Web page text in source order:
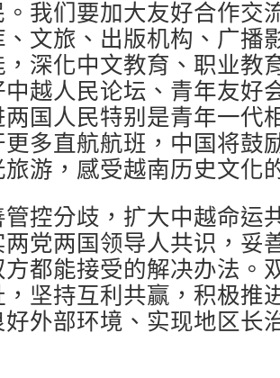
我们要加大友好合作交
文旅、出版机构、广播
深化中文教育、职业教
越人民论坛、青年友好
国人民特别是青年一代
更多直航航班，中国将鼓
游，感受越南历史文化
控分歧，扩大中越命运
党两国领导人共识，妥
方都能接受的解决办法。
坚持互利共赢，积极推
外部环境、实现地区长